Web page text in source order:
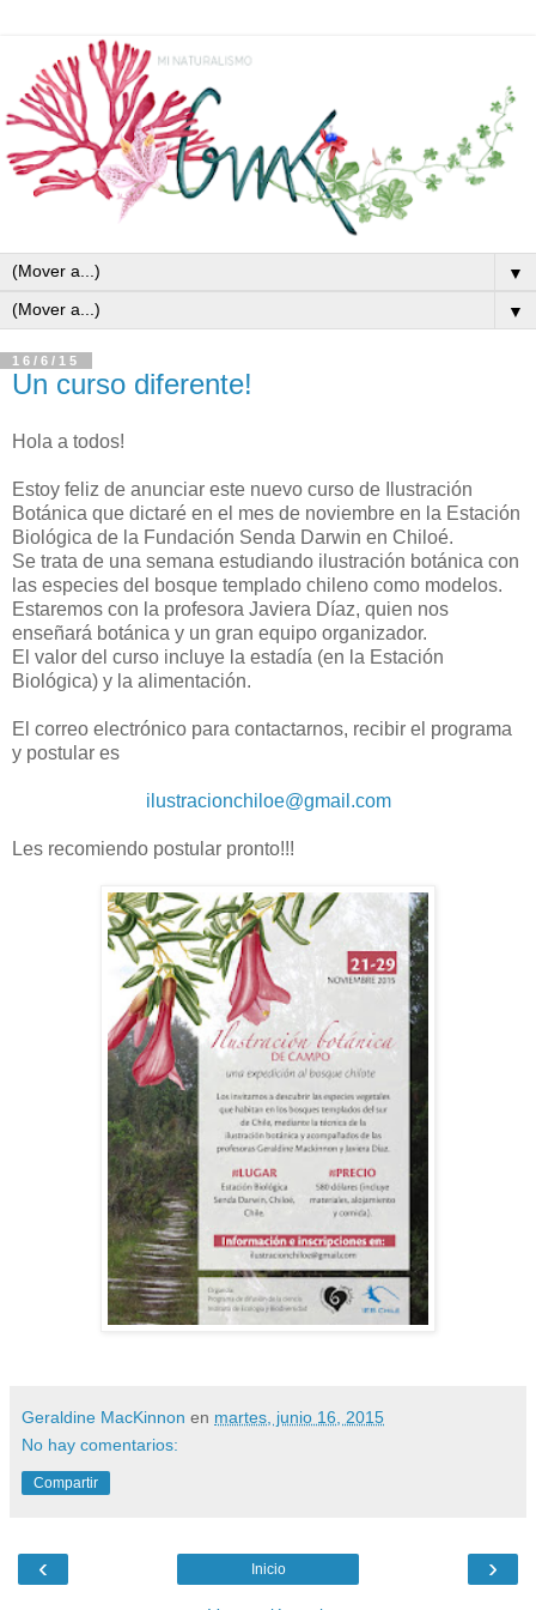
▼
▼
16/6/15
Un curso diferente!
Hola a todos!
Estoy feliz de anunciar este nuevo curso de Ilustración
Botánica que dictaré en el mes de noviembre en la Estación
Biológica de la Fundación Senda Darwin en Chiloé.
Se trata de una semana estudiando ilustración botánica con
las especies del bosque templado chileno como modelos.
Estaremos con la profesora Javiera Díaz, quien nos
enseñará botánica y un gran equipo organizador.
El valor del curso incluye la estadía (en la Estación
Biológica) y la alimentación.
El correo electrónico para contactarnos, recibir el programa
y postular es
ilustracionchiloe@gmail.com
Les recomiendo postular pronto!!!
Geraldine MacKinnon en martes, junio 16, 2015
No hay comentarios:
Compartir
‹ ›
Inicio